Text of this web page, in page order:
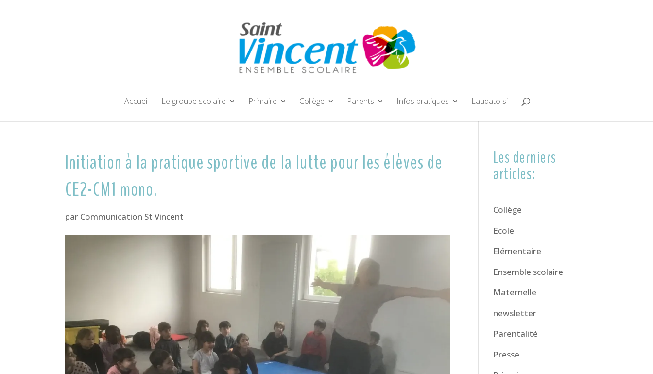
Accueil Le groupe scolaire Primaire Collège Parents Infos pratiques Laudato si
Initiation à la pratique sportive de la lutte pour les élèves de
CE2-CM1 mono.
par Communication St Vincent
Les derniers
articles:
Collège
Ecole
Elémentaire
Ensemble scolaire
Maternelle
newsletter
Parentalité
Presse